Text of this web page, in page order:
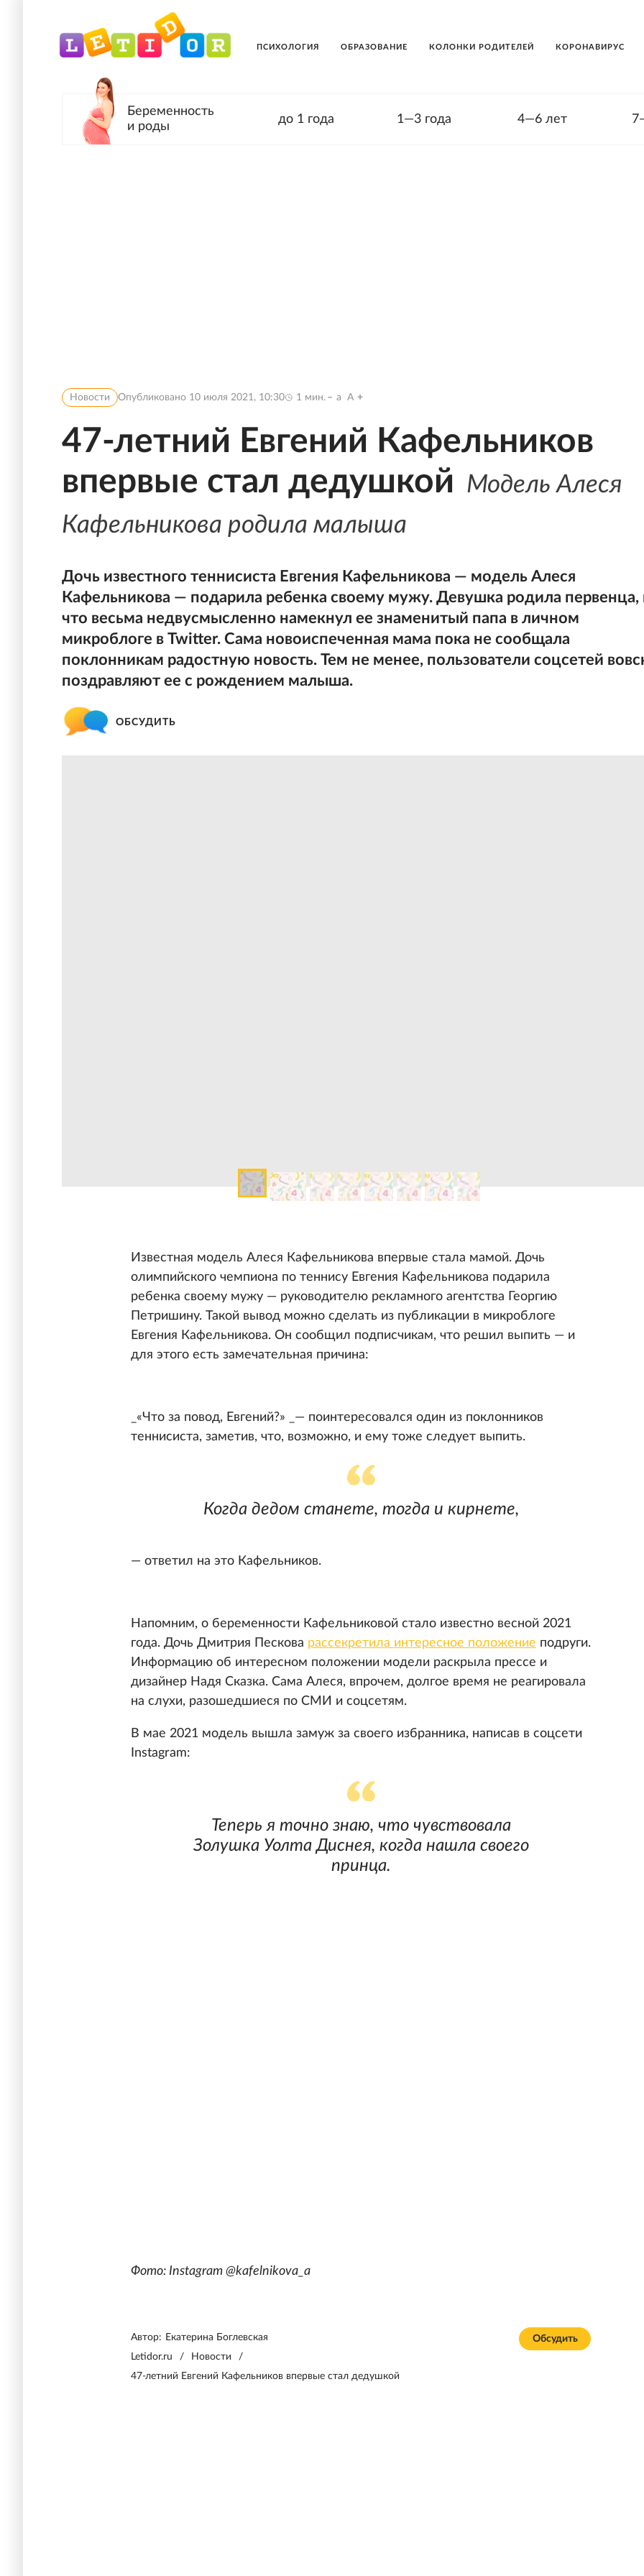
ПСИХОЛОГИЯ ОБРАЗОВАНИЕ КОЛОНКИ РОДИТЕЛЕЙ КОРОНАВИРУС
Беременность
и роды
до 1 года 1—3 года 4—6 лет
Новости Опубликовано 10 июля 2021, 10:30 1 мин. a A
47-летний Евгений Кафельников
впервые стал дедушкой Модель Алеся
Кафельникова родила малыша
Дочь известного теннисиста Евгения Кафельникова — модель Алеся
Кафельникова — подарила ребенка своему мужу. Девушка родила первенца,
что весьма недвусмысленно намекнул ее знаменитый папа в личном
микроблоге в Twitter. Сама новоиспеченная мама пока не сообщала
поклонникам радостную новость. Тем не менее, пользователи соцсетей
поздравляют ее с рождением малыша.
ОБСУДИТЬ
Известная модель Алеся Кафельникова впервые стала мамой. Дочь
олимпийского чемпиона по теннису Евгения Кафельникова подарила
ребенка своему мужу — руководителю рекламного агентства Георгию
Петришину. Такой вывод можно сделать из публикации в микроблоге
Евгения Кафельникова. Он сообщил подписчикам, что решил выпить — и
для этого есть замечательная причина:
_«Что за повод, Евгений?» _— поинтересовался один из поклонников
теннисиста, заметив, что, возможно, и ему тоже следует выпить.
Когда дедом станете, тогда и кирнете,
— ответил на это Кафельников.
Напомним, о беременности Кафельниковой стало известно весной 2021
года. Дочь Дмитрия Пескова рассекретила интересное положение подруги.
Информацию об интересном положении модели раскрыла прессе и
дизайнер Надя Сказка. Сама Алеся, впрочем, долгое время не реагировала
на слухи, разошедшиеся по СМИ и соцсетям.
В мае 2021 модель вышла замуж за своего избранника, написав в соцсети
Instagram:
Теперь я точно знаю, что чувствовала
Золушка Уолта Диснея, когда нашла своего
принца.
Фото: Instagram @kafelnikova_a
Обсудить
Автор: Екатерина Боглевская
Letidor.ru
/ Новости
/
47-летний Евгений Кафельников впервые стал дедушкой